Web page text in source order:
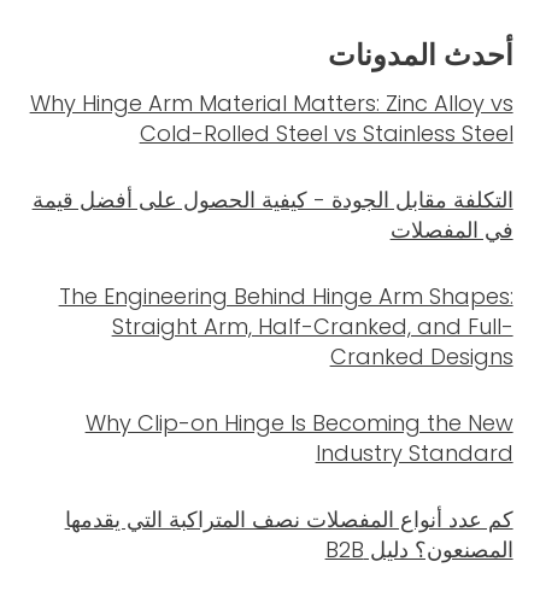
أحدث المدونات
Why Hinge Arm Material Matters: Zinc Alloy vs
Cold-Rolled Steel vs Stainless Steel
التكلفة مقابل الجودة - كيفية الحصول على أفضل قيمة
في المفصلات
The Engineering Behind Hinge Arm Shapes:
Straight Arm, Half-Cranked, and Full-
Cranked Designs
Why Clip-on Hinge Is Becoming the New
Industry Standard
كم عدد أنواع المفصلات نصف المتراكبة التي يقدمها
المصنعون؟ دليل B2B